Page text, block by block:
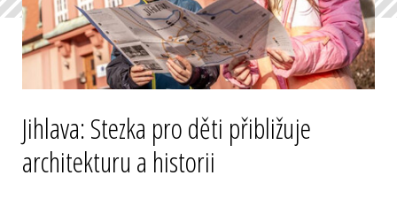
Jihlava: Stezka pro děti přibližuje
architekturu a historii